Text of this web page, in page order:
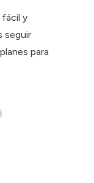
fácil y
seguir
para